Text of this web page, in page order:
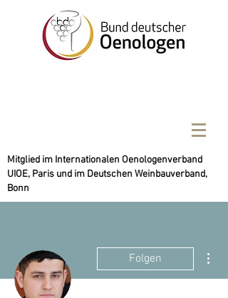
Mitglied im Internationalen Oenologenverband
UIOE, Paris und im Deutschen Weinbauverband,
Bonn
Folgen